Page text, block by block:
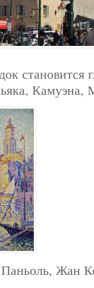
становится
Камуэна,
Жан